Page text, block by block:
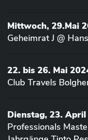
Mittwoch, 29.Mai
Geheimrat J @
22. bis 26. Mai
Club Travels
Dienstag, 23.
Professionals